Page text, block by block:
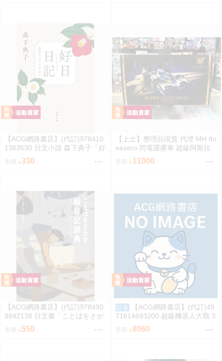
【ACG網路書店】(代訂)978410
1363530 日文小說 森下典子「好
日日記：季節のように生きる」
售價 330
【上士】整理品現貨 代理 MH thr
eezero 閃電霹靂車 超級阿斯拉
完全變形 無壓克力盒 請詳閱內文
售價 11000
【ACG網路書店】(代訂)978490
9842138 日文書「ことばをさが
す絵日記辞典」YUEISHA DICTI
ONARY
550
訂金
【ACG網路書店】(代訂)45
71614693200 超級機器人大戰 3
5週年紀念 JAM Project 主題歌完
整專輯 完全生產限定盤
8060